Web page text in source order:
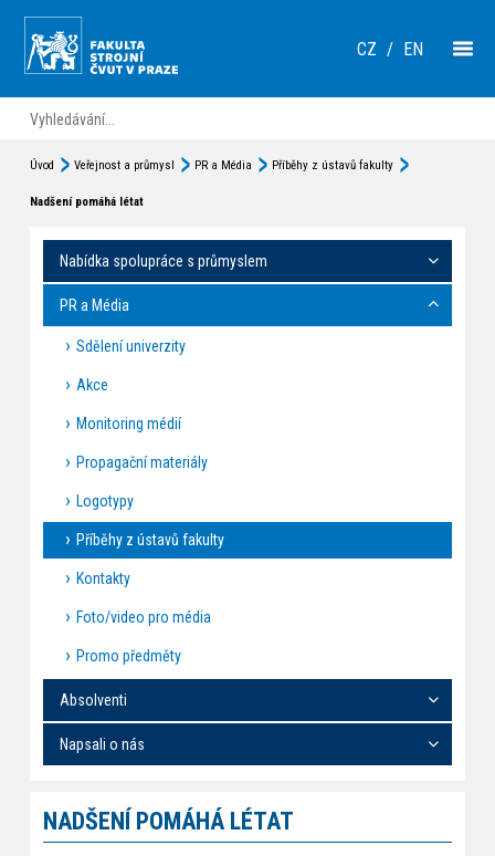
CZ / EN
Úvod Veřejnost a průmysl PR a Média Příběhy z ústavů fakulty
Nadšení pomáhá létat
Nabídka spolupráce s průmyslem
PR a Média
Sdělení univerzity
Akce
Monitoring médií
Propagační materiály
Logotypy
Příběhy z ústavů fakulty
Kontakty
Foto/video pro média
Promo předměty
Absolventi
Napsali o nás
NADŠENÍ POMÁHÁ LÉTAT